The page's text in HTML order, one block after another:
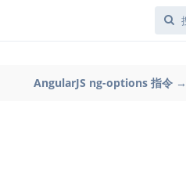
AngularJS ng-options 指令 →